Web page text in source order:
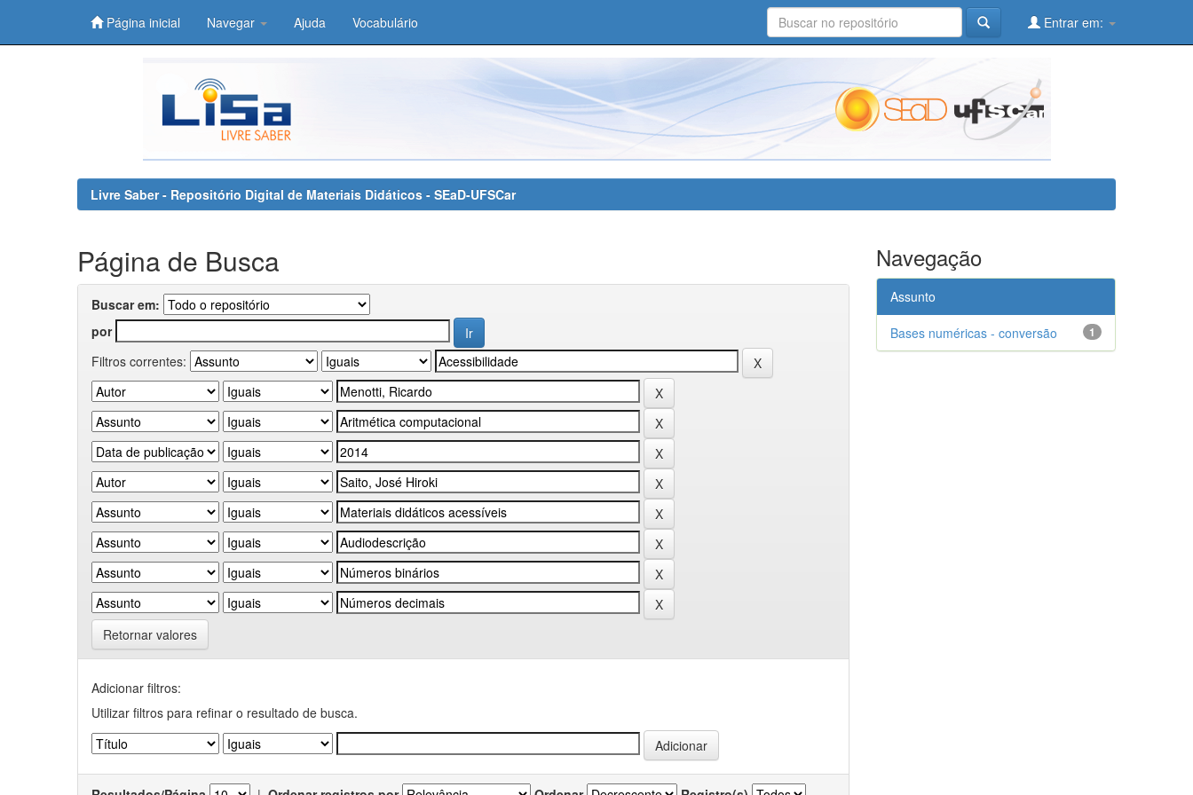
Página inicial Navegar Ajuda Vocabulário Entrar em:
Livre Saber - Repositório Digital de Materiais Didáticos - SEaD-UFSCar
Página de Busca
Buscar em:
por
Filtros correntes:
Retornar valores
Adicionar filtros:
Utilizar filtros para refinar o resultado de busca.
Navegação
Assunto
1
Bases numéricas - conversão